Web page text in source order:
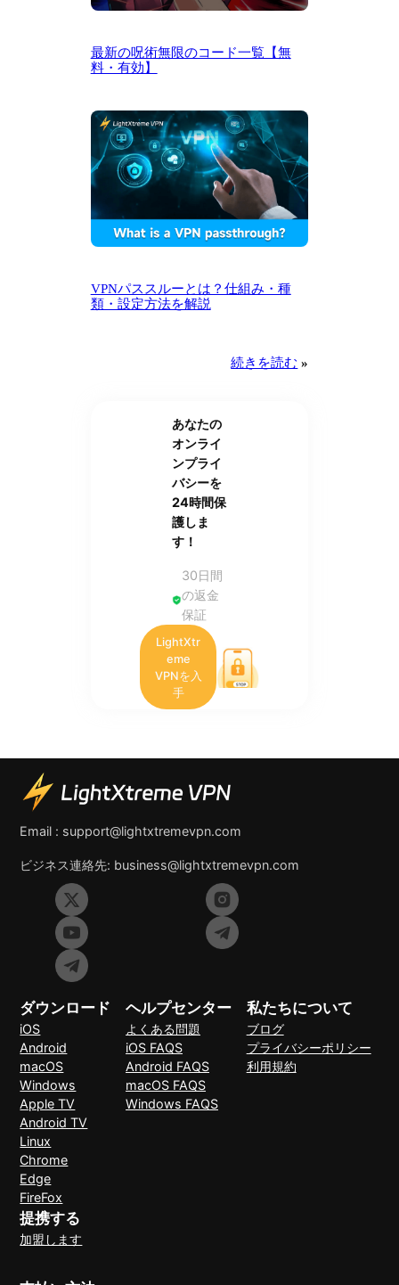
最新の呪術無限のコード一覧【無
料・有効】
VPNパススルーとは？仕組み・種
類・設定方法を解説
続きを読む »
あなたの
オンライ
ンプライ
バシーを
24時間保
護しま
す！
30日間
の返金
保証
LightXtr
eme
VPNを入
手
Email : support@lightxtremevpn.com
ビジネス連絡先: business@lightxtremevpn.com
ダウンロード
iOS
Android
macOS
Windows
Apple TV
Android TV
Linux
Chrome
Edge
FireFox
ヘルプセンター
よくある問題
iOS FAQS
Android FAQS
macOS FAQS
Windows FAQS
私たちについて
ブログ
プライバシーポリシー
利用規約
提携する
加盟します